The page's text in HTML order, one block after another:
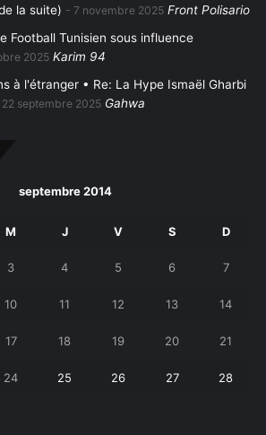
la suite)
7 novembre 2025 Front Polisario
Football Tunisien sous influence
2025 Karim 94
à l'étranger • Re: La Hype Ismaël Gharbi
22 septembre 2025 Gahwa
septembre 2014
M J V S D
3 4 5 6 7
10 11 12 13 14
17 18 19 20 21
24 25 26 27 28